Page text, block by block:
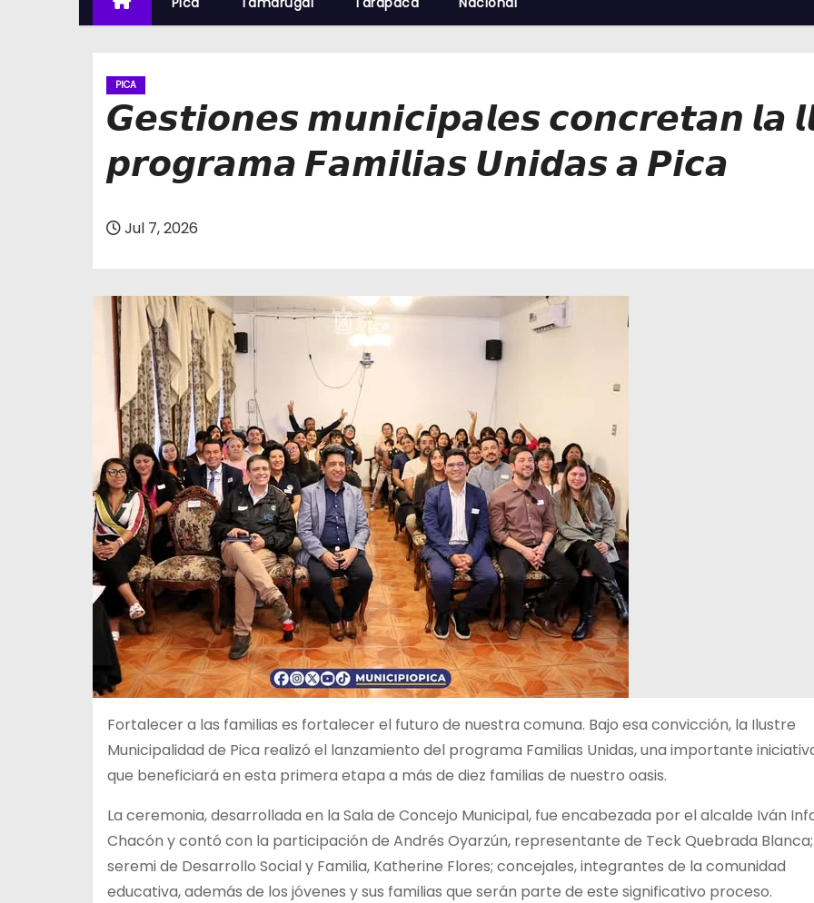
PICA
𝙂𝙚𝙨𝙩𝙞𝙤𝙣𝙚𝙨 𝙢𝙪𝙣𝙞𝙘𝙞𝙥𝙖𝙡𝙚𝙨 𝙘𝙤𝙣𝙘𝙧𝙚𝙩𝙖𝙣 𝙡𝙖
𝙥𝙧𝙤𝙜𝙧𝙖𝙢𝙖 𝙁𝙖𝙢𝙞𝙡𝙞𝙖𝙨 𝙐𝙣𝙞𝙙𝙖𝙨 𝙖 𝙋𝙞𝙘𝙖
Jul 7, 2026
Fortalecer a las familias es fortalecer el futuro de nuestra comuna. Bajo esa convicción, la Ilustre
Municipalidad de Pica realizó el lanzamiento del programa Familias Unidas, una importante
que beneficiará en esta primera etapa a más de diez familias de nuestro oasis.
La ceremonia, desarrollada en la Sala de Concejo Municipal, fue encabezada por el alcalde Iván
Chacón y contó con la participación de Andrés Oyarzún, representante de Teck Quebrada
seremi de Desarrollo Social y Familia, Katherine Flores; concejales, integrantes de la comunidad
educativa, además de los jóvenes y sus familias que serán parte de este significativo proceso.